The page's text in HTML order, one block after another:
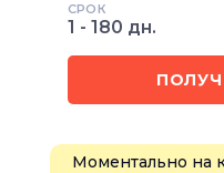
СРОК
1 - 180 дн.
Моментально на